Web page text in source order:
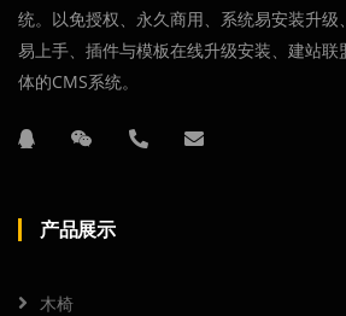
统。以免授权、永久商用、系统易安装升级
易上手、插件与模板在线升级安装、建站
体的CMS系统。
产品展示
木椅